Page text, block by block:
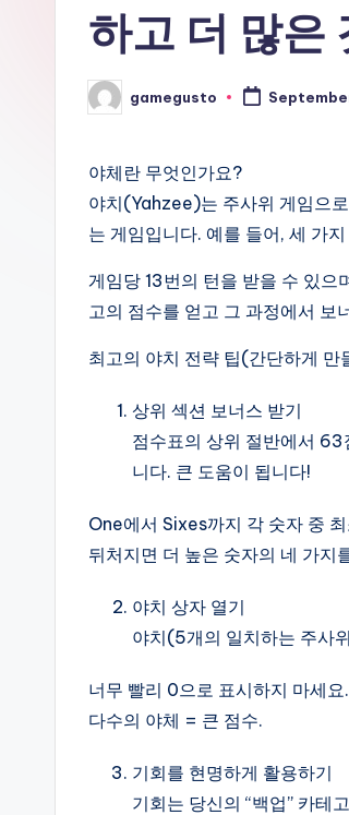
하고 더 많은
Posted
by
gamegusto
야체란 무엇인가요?
야치(Yahzee)는 주사위 게임으
는 게임입니다. 예를 들어, 세 가
게임당 13번의 턴을 받을 수 있으
고의 점수를 얻고 그 과정에서 보
최고의 야치 전략 팁(간단하게 만
상위 섹션 보너스 받기
점수표의 상위 절반에서
니다. 큰 도움이 됩니다!
One에서 Sixes까지 각 숫자 중
뒤처지면 더 높은 숫자의 네 가지
야치 상자 열기
야치(5개의 일치하는 주사
너무 빨리 0으로 표시하지 마세
다수의 야체 = 큰 점수.
기회를 현명하게 활용하기
기회는 당신의 “백업” 카테